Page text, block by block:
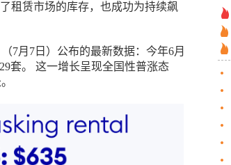
租赁市场的库存，也成功为持续飙
7月7日）公布的最新数据：今年6月
套。 这一增长呈现全国性普涨态